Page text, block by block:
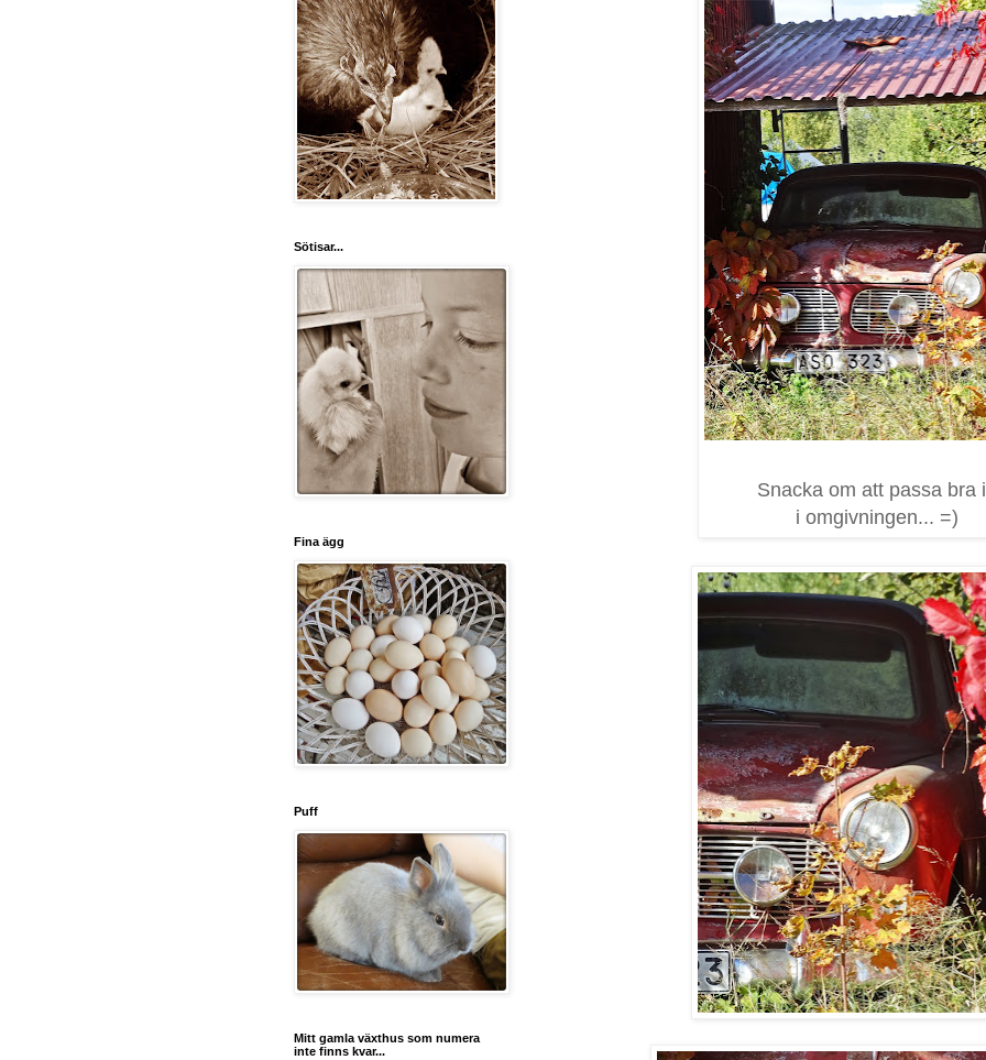
Snacka om att passa bra
i omgivningen... =)
Sötisar...
Fina ägg
Puff
Mitt gamla växthus som numera
inte finns kvar...